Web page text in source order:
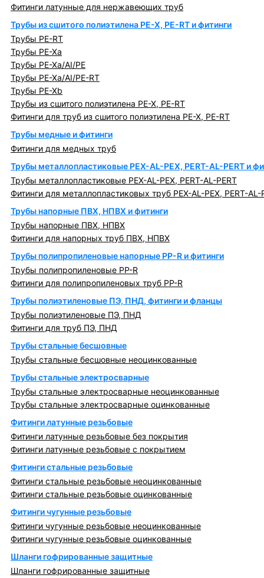
Фитинги латунные для нержавеющих труб
Трубы из сшитого полиэтилена PE-X, PE-RT и фитинги
Трубы PE-RT
Трубы PE-Xa
Трубы PE-Xa/AI/PE
Трубы PE-Xa/AI/PE-RT
Трубы PE-Xb
Трубы из сшитого полиэтилена PE-X, PE-RT
Фитинги для труб из сшитого полиэтилена PE-X, PE-RT
Трубы медные и фитинги
Фитинги для медных труб
Трубы металлопластиковые PEX-AL-PEX, PERT-AL-PERT и
Трубы металлопластиковые PEX-AL-PEX, PERT-AL-PERT
Фитинги для металлопластиковых труб PEX-AL-PEX, PERT-AL-
Трубы напорные ПВХ, НПВХ и фитинги
Трубы напорные ПВХ, НПВХ
Фитинги для напорных труб ПВХ, НПВХ
Трубы полипропиленовые напорные PP-R и фитинги
Трубы полипропиленовые PP-R
Фитинги для полипропиленовых труб PP-R
Трубы полиэтиленовые ПЭ, ПНД, фитинги и фланцы
Трубы полиэтиленовые ПЭ, ПНД
Фитинги для труб ПЭ, ПНД
Трубы стальные бесшовные
Трубы стальные бесшовные неоцинкованные
Трубы стальные электросварные
Трубы стальные электросварные неоцинкованные
Трубы стальные электросварные оцинкованные
Фитинги латунные резьбовые
Фитинги латунные резьбовые без покрытия
Фитинги латунные резьбовые с покрытием
Фитинги стальные резьбовые
Фитинги стальные резьбовые неоцинкованные
Фитинги стальные резьбовые оцинкованные
Фитинги чугунные резьбовые
Фитинги чугунные резьбовые неоцинкованные
Фитинги чугунные резьбовые оцинкованные
Шланги гофрированные защитные
Шланги гофрированные защитные